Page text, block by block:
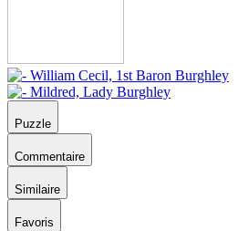
Puzzle
Commentaire
Similaire
Favoris